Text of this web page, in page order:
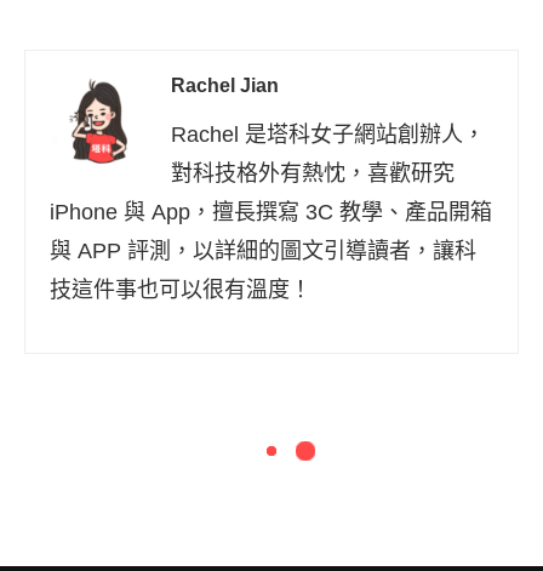
Rachel Jian
Rachel 是塔科女子網站創辦人，
對科技格外有熱忱，喜歡研究
iPhone 與 App，擅長撰寫 3C 教學、產品開箱
與 APP 評測，以詳細的圖文引導讀者，讓科
技這件事也可以很有溫度！